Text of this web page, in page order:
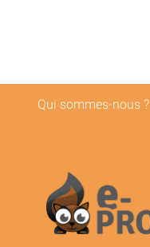
Qui sommes-nous ?